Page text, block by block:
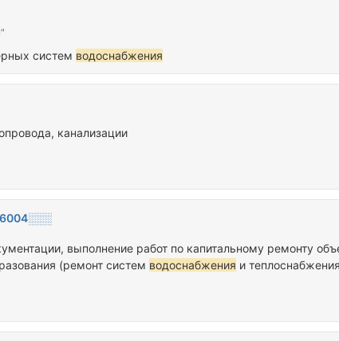
систем водоснабжения
канализации
выполнение работ по капитальному ремонту
(ремонт систем водоснабжения и